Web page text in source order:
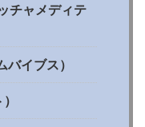
チャメディテ
イブス）